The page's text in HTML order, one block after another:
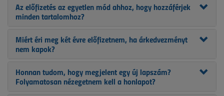
Az előfizetés az egyetlen mód ahhoz, hogy hozzáférjek
minden tartalomhoz?
Miért éri meg két évre előfizetnem, ha árkedvezményt
nem kapok?
Honnan tudom, hogy megjelent egy új lapszám?
Folyamatosan nézegetnem kell a honlapot?